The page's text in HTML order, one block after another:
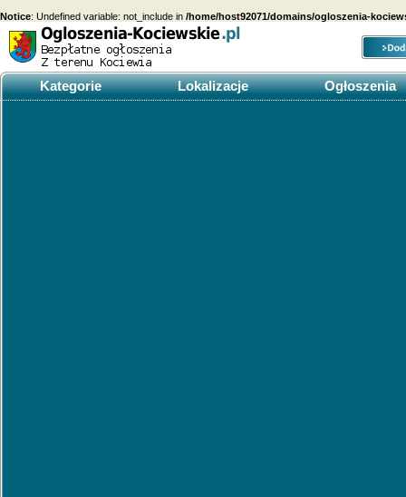
Notice: Undefined variable: not_include in /home/host92071/domains/ogloszenia-
Kategorie Lokalizacje Ogłoszenia